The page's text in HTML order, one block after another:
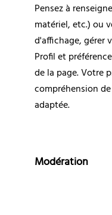
Pensez à
matériel, etc.) ou
d'affichage, gérer
Profil et
de la page. Votre
compréhension
adaptée.
Modération